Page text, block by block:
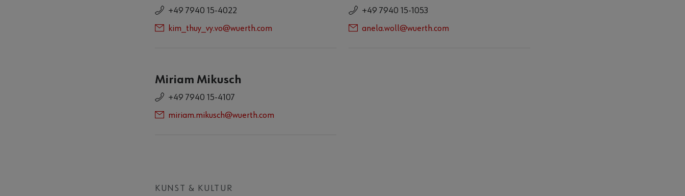
+49 7940 15-4022
kim_thuy_vy.vo@wuerth.com
+49 7940 15-1053
anela.woll@wuerth.com
Miriam Mikusch
+49 7940 15-4107
miriam.mikusch@wuerth.com
KUNST & KULTUR